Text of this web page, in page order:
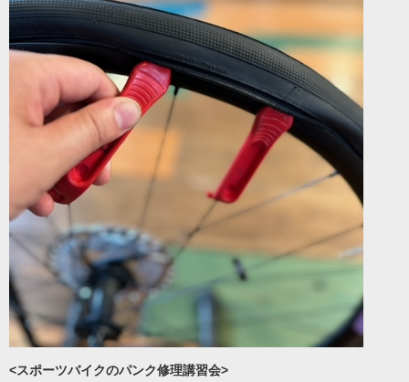
<スポーツバイクのパンク修理講習会>